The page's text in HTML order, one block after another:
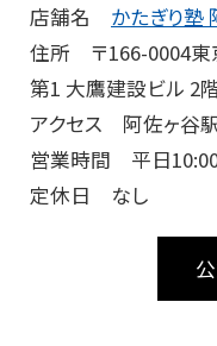
店舗名 かたぎり塾
住所 〒166-0004東
第1 大鷹建設ビル 2
アクセス 阿佐ヶ谷
営業時間 平日10:00
定休日 なし